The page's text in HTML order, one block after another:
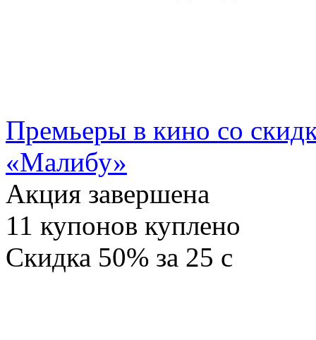
Премьеры в кино со
«Малибу»
Акция завершена
11 купонов куплено
Скидка 50% за 25 c